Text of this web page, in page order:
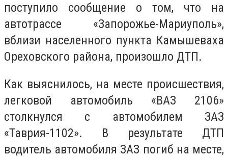
поступило сообщение о том, что на
автотрассе «Запорожье-Мариуполь»,
вблизи населенного пункта Камышеваха
Ореховского района, произошло ДТП.
Как выяснилось, на месте происшествия,
легковой автомобиль «ВАЗ 2106»
столкнулся с автомобилем ЗАЗ
«Таврия-1102». В результате ДТП
водитель автомобиля ЗАЗ погиб на месте,